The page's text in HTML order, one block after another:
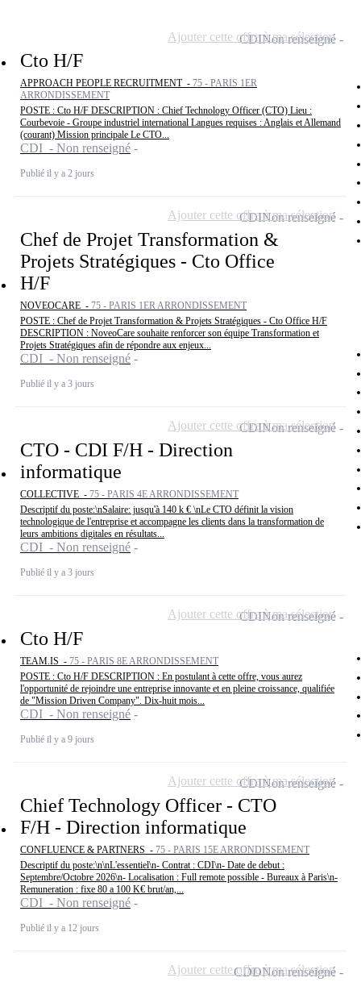
Cto H/F
APPROACH PEOPLE RECRUITMENT - 75 - PARIS 1ER
ARRONDISSEMENT
POSTE : Cto H/F DESCRIPTION : Chief Technology Officer (CTO) Lieu :
Courbevoie - Groupe industriel international Langues requises : Anglais et Allemand
(courant) Mission principale Le CTO...
CDI - Non renseigné
Publié il y a 2 jours
CDINon renseigné
Ajouter cette offre à ma sélection
Chef de Projet Transformation &
Projets Stratégiques - Cto Office
H/F
NOVEOCARE - 75 - PARIS 1ER ARRONDISSEMENT
POSTE : Chef de Projet Transformation & Projets Stratégiques - Cto Office H/F
DESCRIPTION : NoveoCare souhaite renforcer son équipe Transformation et
Projets Stratégiques afin de répondre aux enjeux...
CDI - Non renseigné
Publié il y a 3 jours
CDINon renseigné
Ajouter cette offre à ma sélection
CTO - CDI F/H - Direction
informatique
COLLECTIVE - 75 - PARIS 4E ARRONDISSEMENT
Descriptif du poste:\nSalaire: jusqu'à 140 k € \nLe CTO définit la vision
technologique de l'entreprise et accompagne les clients dans la transformation de
leurs ambitions digitales en résultats...
CDI - Non renseigné
Publié il y a 3 jours
CDINon renseigné
Ajouter cette offre à ma sélection
Cto H/F
TEAM.IS - 75 - PARIS 8E ARRONDISSEMENT
POSTE : Cto H/F DESCRIPTION : En postulant à cette offre, vous aurez
l'opportunité de rejoindre une entreprise innovante et en pleine croissance, qualifiée
de "Mission Driven Company". Dix-huit mois...
CDI - Non renseigné
Publié il y a 9 jours
CDINon renseigné
Ajouter cette offre à ma sélection
Chief Technology Officer - CTO
F/H - Direction informatique
CONFLUENCE & PARTNERS - 75 - PARIS 15E ARRONDISSEMENT
Descriptif du poste:\n\nL'essentiel\n- Contrat : CDI\n- Date de debut :
Septembre/Octobre 2026\n- Localisation : Full remote possible - Bureaux à Paris\n-
Remuneration : fixe 80 a 100 K€ brut/an,...
CDI - Non renseigné
Publié il y a 12 jours
CDINon renseigné
Ajouter cette offre à ma sélection
CDDNon renseigné
Ajouter cette offre à ma sélection